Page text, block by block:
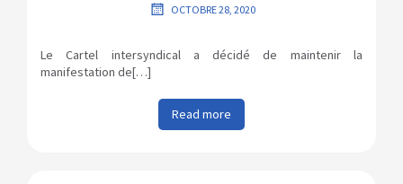
OCTOBRE 28, 2020
Le Cartel intersyndical a décidé de maintenir la
manifestation de[…]
Read more